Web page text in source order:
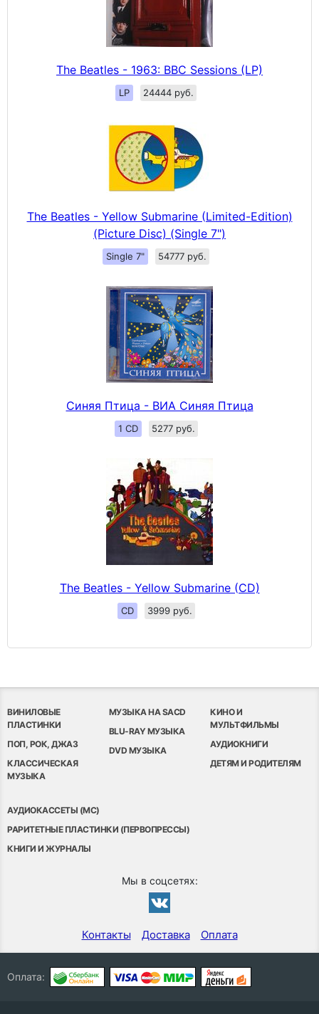
The Beatles - 1963: BBC Sessions (LP)
LP 24444 руб.
The Beatles - Yellow Submarine (Limited-Edition)
(Picture Disc) (Single 7")
Single 7" 54777 руб.
Синяя Птица - ВИА Синяя Птица
1 CD 5277 руб.
The Beatles - Yellow Submarine (CD)
CD 3999 руб.
ВИНИЛОВЫЕ
ПЛАСТИНКИ
ПОП, РОК, ДЖАЗ
КЛАССИЧЕСКАЯ
МУЗЫКА
МУЗЫКА НА SACD
BLU-RAY МУЗЫКА
DVD МУЗЫКА
КИНО И
МУЛЬТФИЛЬМЫ
АУДИОКНИГИ
ДЕТЯМ И РОДИТЕЛЯМ
АУДИОКАССЕТЫ (MC)
РАРИТЕТНЫЕ ПЛАСТИНКИ (ПЕРВОПРЕССЫ)
КНИГИ И ЖУРНАЛЫ
Мы в соцсетях:
Контакты Доставка Оплата
Оплата: